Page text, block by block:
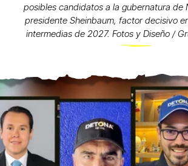
posibles candidatos a la gubernatura de
presidente Sheinbaum, factor decisivo
intermedias de 2027. Fotos y Diseño /